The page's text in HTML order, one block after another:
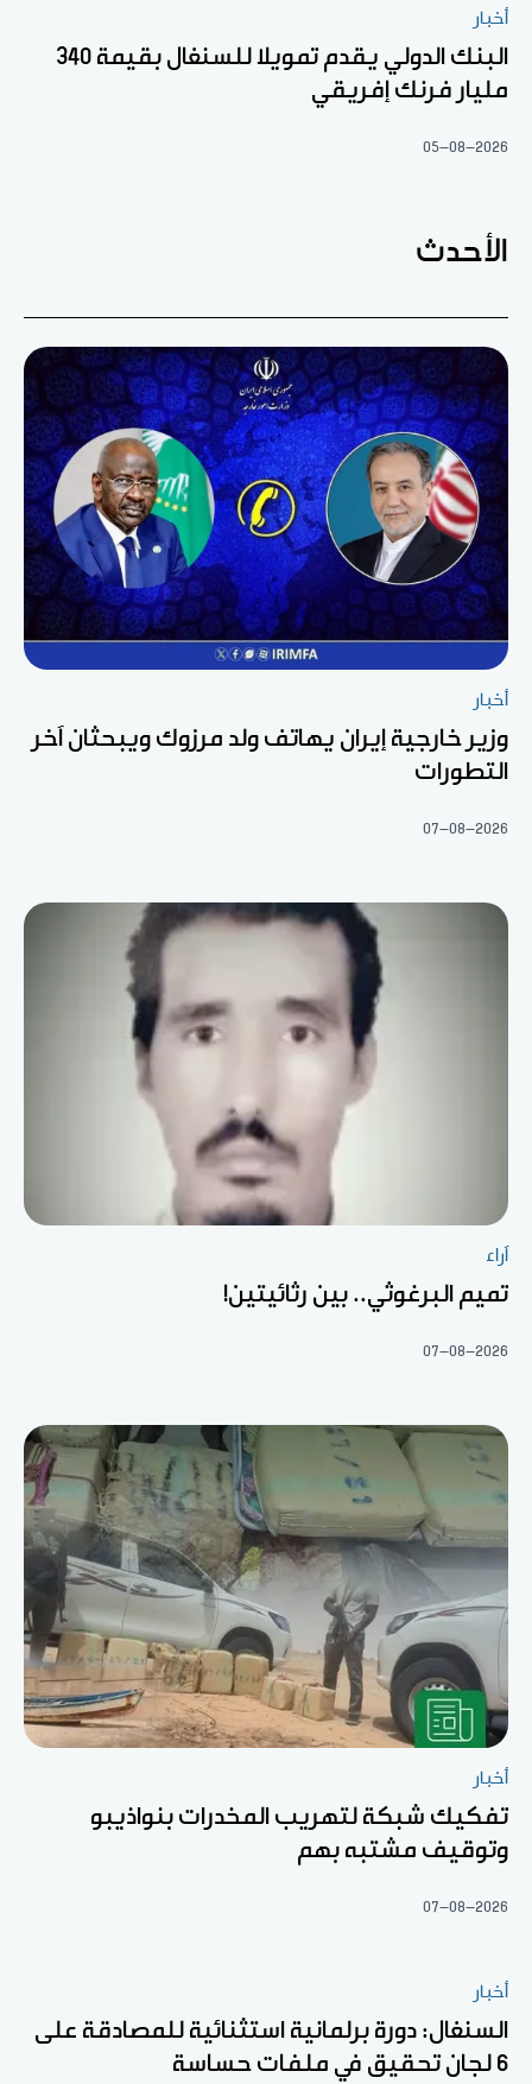
أخبار
البنك الدولي يقدم تمويلا للسنغال بقيمة 340
مليار فرنك إفريقي
05-08-2026
الأحدث
أخبار
وزير خارجية إيران يهاتف ولد مرزوك ويبحثان آخر
التطورات
07-08-2026
آراء
تميم البرغوثي.. بين رثائيتين!
07-08-2026
أخبار
تفكيك شبكة لتهريب المخدرات بنواذيبو
وتوقيف مشتبه بهم
07-08-2026
أخبار
السنغال: دورة برلمانية استثنائية للمصادقة على
6 لجان تحقيق في ملفات حساسة